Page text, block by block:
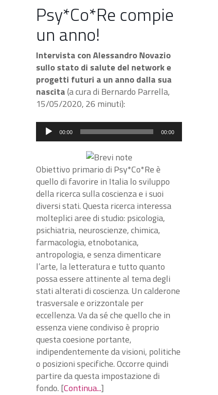
Psy*Co*Re compie
un anno!
Intervista con Alessandro Novazio
sullo stato di salute del network e
progetti futuri a un anno dalla sua
nascita(a cura di Bernardo Parrella,
15/05/2020, 26 minuti):
Audio
Player
00:00 00:00
Obiettivo primario di Psy*Co*Re è
quello di favorire in Italia lo sviluppo
della ricerca sulla coscienza e i suoi
diversi stati. Questa ricerca interessa
molteplici aree di studio: psicologia,
psichiatria, neuroscienze, chimica,
farmacologia, etnobotanica,
antropologia, e senza dimenticare
l’arte, la letteratura e tutto quanto
possa essere attinente al tema degli
stati alterati di coscienza. Un calderone
trasversale e orizzontale per
eccellenza. Va da sé che quello che in
essenza viene condiviso è proprio
questa coesione portante,
indipendentemente da visioni, politiche
o posizioni specifiche. Occorre quindi
partire da questa impostazione di
fondo. [Continua...]